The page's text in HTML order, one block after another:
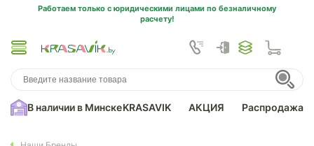
Работаем только с юридическими лицами по безналичному
расчету!
В наличии в МинскеKRASAVIK АКЦИЯ Распродажа